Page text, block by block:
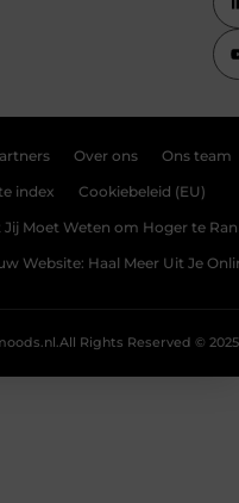
Over ons Ons team
index Cookiebeleid (EU)
Jij Moet Weten om Hoger te
Website: Haal Meer Uit Je
All Rights Reserved © 2025